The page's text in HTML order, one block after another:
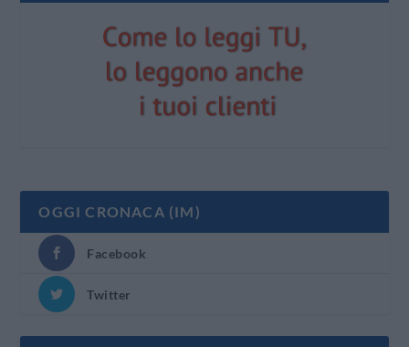
OGGI CRONACA (IM)
Facebook
Twitter